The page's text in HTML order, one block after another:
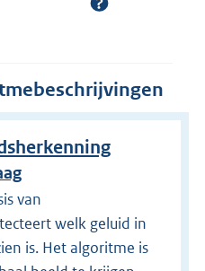
van
welk geluid in
is. Het algoritme is